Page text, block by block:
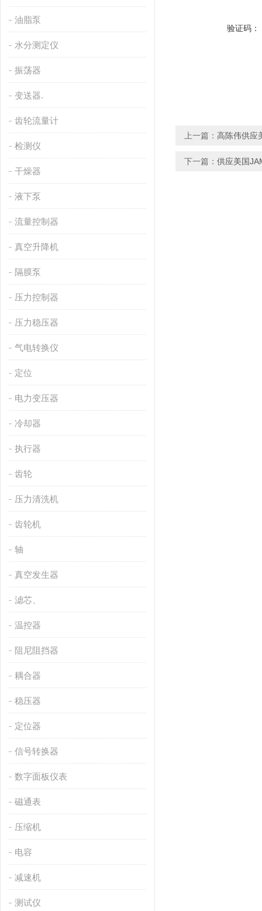
油脂泵
水分测定仪
振荡器
变送器.
齿轮流量计
检测仪
干燥器
液下泵
流量控制器
真空升降机
隔膜泵
压力控制器
压力稳压器
气电转换仪
定位
电力变压器
冷却器
执行器
齿轮
压力清洗机
齿轮机
轴
真空发生器
滤芯、
温控器
阻尼阻挡器
耦合器
稳压器
定位器
信号转换器
数字面板仪表
磁通表
压缩机
电容
减速机
测试仪
验证码：
上一篇： 高陈伟供应
下一篇： 供应美国